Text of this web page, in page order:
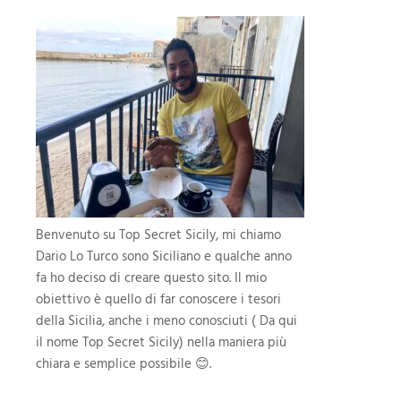
Benvenuto su Top Secret Sicily, mi chiamo
Dario Lo Turco sono Siciliano e qualche anno
fa ho deciso di creare questo sito. Il mio
obiettivo è quello di far conoscere i tesori
della Sicilia, anche i meno conosciuti ( Da qui
il nome Top Secret Sicily) nella maniera più
chiara e semplice possibile 😊.